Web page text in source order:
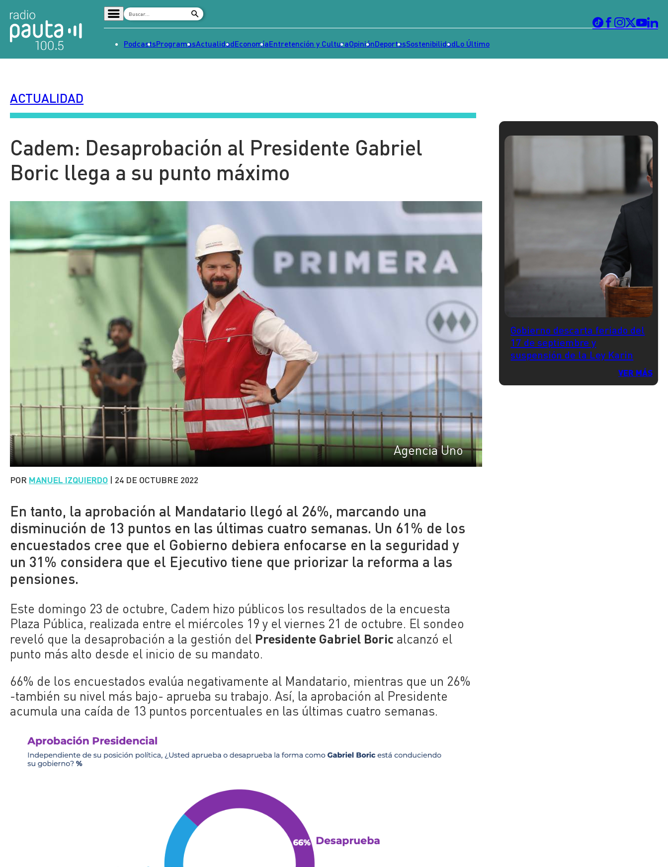
Señal 2
Dato en Pauta
Contenido Patrocinado
PodcastsProgramasActualidadEconomíaEntretención y CulturaOpiniónDeportesSostenibilidadLo Último
ACTUALIDAD
Cadem: Desaprobación al Presidente Gabriel
Boric llega a su punto máximo
Agencia Uno
POR MANUEL IZQUIERDO | 24 DE OCTUBRE 2022
En tanto, la aprobación al Mandatario llegó al 26%, marcando una
disminución de 13 puntos en las últimas cuatro semanas. Un 61% de los
encuestados cree que el Gobierno debiera enfocarse en la seguridad y
un 31% considera que el Ejecutivo tiene que priorizar la reforma a las
pensiones.
Este domingo 23 de octubre, Cadem hizo públicos los resultados de la encuesta
Plaza Pública, realizada entre el miércoles 19 y el viernes 21 de octubre. El sondeo
reveló que la desaprobación a la gestión del Presidente Gabriel Boric alcanzó el
punto más alto desde el inicio de su mandato.
66% de los encuestados evalúa negativamente al Mandatario, mientras que un 26%
-también su nivel más bajo- aprueba su trabajo. Así, la aprobación al Presidente
acumula una caída de 13 puntos porcentuales en las últimas cuatro semanas.
Gobierno descarta feriado del
17 de septiembre y
suspensión de la Ley Karin
VER MÁS